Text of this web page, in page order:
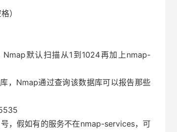
）
默认扫描从1到1024再加上nmap-
，Nmap通过查询该数据库可以报告那些
，假如有的服务不在nmap-services，可